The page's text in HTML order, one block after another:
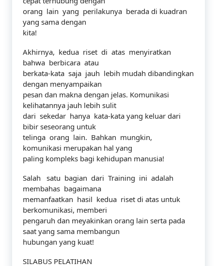
orang lain yang perilakunya berada di kuadran
yang sama dengan
kita!
Akhirnya, kedua riset di atas menyiratkan
bahwa berbicara atau
berkata-kata saja jauh lebih mudah dibandingkan
dengan menyampaikan
pesan dan makna dengan jelas. Komunikasi
kelihatannya jauh lebih sulit
dari sekedar hanya kata-kata yang keluar dari
bibir seseorang untuk
telinga orang lain. Bahkan mungkin,
komunikasi merupakan hal yang
paling kompleks bagi kehidupan manusia!
Salah satu bagian dari Training ini adalah
membahas bagaimana
memanfaatkan hasil kedua riset di atas untuk
berkomunikasi, memberi
pengaruh dan meyakinkan orang lain serta pada
saat yang sama membangun
hubungan yang kuat!
SILABUS PELATIHAN